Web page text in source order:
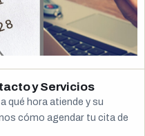
y Servicios
qué hora atiende y su
cómo agendar tu cita de